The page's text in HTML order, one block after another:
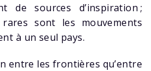
de sources d’inspiration ;
sont les mouvements
à un seul pays.
entre les frontières qu’entre